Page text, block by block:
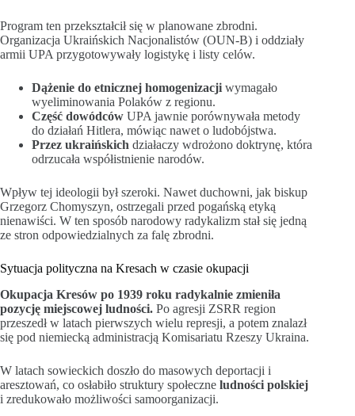
Program ten przekształcił się w planowane zbrodni.
Organizacja Ukraińskich Nacjonalistów (OUN-B) i oddziały
armii UPA przygotowywały logistykę i listy celów.
Dążenie do etnicznej homogenizacji wymagało
wyeliminowania Polaków z regionu.
Część dowódców UPA jawnie porównywała metody
do działań Hitlera, mówiąc nawet o ludobójstwa.
Przez ukraińskich działaczy wdrożono doktrynę, która
odrzucała współistnienie narodów.
Wpływ tej ideologii był szeroki. Nawet duchowni, jak biskup
Grzegorz Chomyszyn, ostrzegali przed pogańską etyką
nienawiści. W ten sposób narodowy radykalizm stał się jedną
ze stron odpowiedzialnych za falę zbrodni.
Sytuacja polityczna na Kresach w czasie okupacji
Okupacja Kresów po 1939 roku radykalnie zmieniła
pozycję miejscowej ludności. Po agresji ZSRR region
przeszedł w latach pierwszych wielu represji, a potem znalazł
się pod niemiecką administracją Komisariatu Rzeszy Ukraina.
W latach sowieckich doszło do masowych deportacji i
aresztowań, co osłabiło struktury społeczne ludności polskiej
i zredukowało możliwości samoorganizacji.